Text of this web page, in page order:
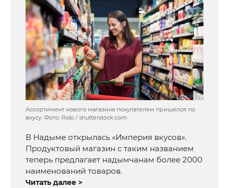
Ассортимент нового магазина покупателям пришелся по
вкусу. Фото: Rido / shutterstock.com
В Надыме открылась «Империя вкусов».
Продуктовый магазин с таким названием
теперь предлагает надымчанам более 2000
наименований товаров.
Читать далее >